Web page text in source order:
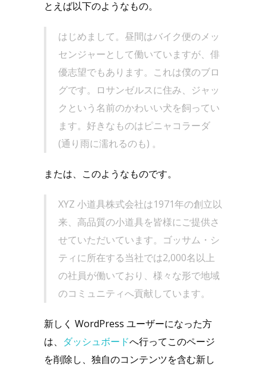
とえば以下のようなもの。
はじめまして。昼間はバイク便のメッ
センジャーとして働いていますが、俳
優志望でもあります。これは僕のブロ
グです。ロサンゼルスに住み、ジャッ
クという名前のかわいい犬を飼ってい
ます。好きなものはピニャコラーダ
(通り雨に濡れるのも) 。
または、このようなものです。
XYZ 小道具株式会社は1971年の創立以
来、高品質の小道具を皆様にご提供さ
せていただいています。ゴッサム・シ
ティに所在する当社では2,000名以上
の社員が働いており、様々な形で地域
のコミュニティへ貢献しています。
新しく WordPress ユーザーになった方
は、 ダッシュボードへ行ってこのページ
を削除し、独自のコンテンツを含む新し